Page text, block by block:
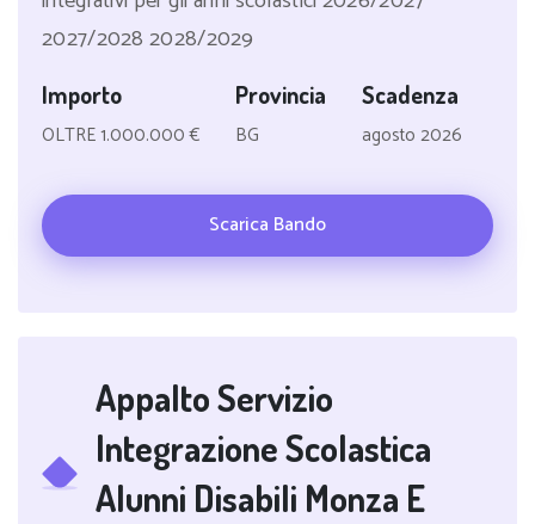
2027/2028 2028/2029
Importo
OLTRE 1.000.000 €
Provincia
BG
Scadenza
agosto 2026
Scarica Bando
Appalto Servizio
Integrazione Scolastica
Alunni Disabili Monza E